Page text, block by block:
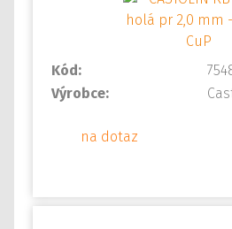
Kód:
Výrobce:
na dotaz